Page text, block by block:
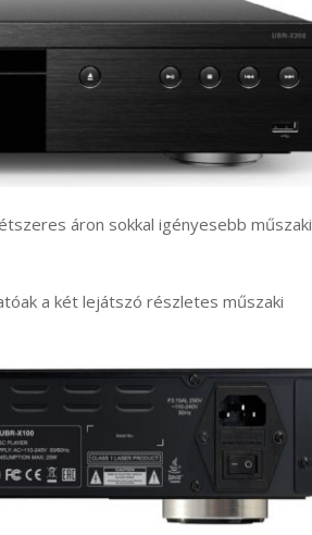
áron sokkal igényesebb műszaki
a két lejátszó részletes műszaki